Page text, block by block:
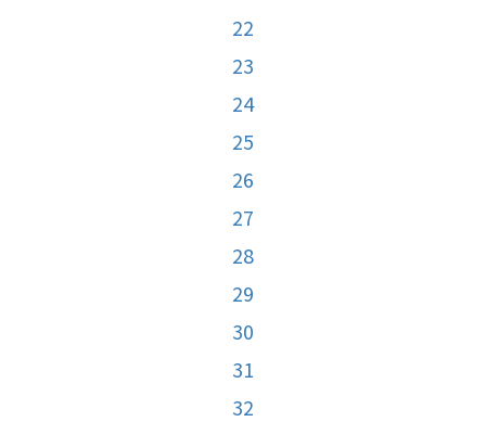
22
23
24
25
26
27
28
29
30
31
32